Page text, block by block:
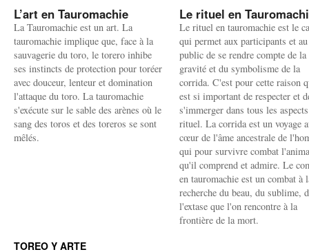
L’art en Tauromachie
La Tauromachie est un art. La
tauromachie implique que, face à la
sauvagerie du toro, le torero inhibe
ses instincts de protection pour toréer
avec douceur, lenteur et domination
l'attaque du toro. La tauromachie
s'exécute sur le sable des arènes où le
sang des toros et des toreros se sont
mêlés.
Le rituel en
Le rituel en tauromachie est le
qui permet aux participants et au
public de se rendre compte de la
gravité et du symbolisme de la
corrida. C'est pour cette raison
est si important de respecter et
s'immerger dans tous les
rituel. La corrida est un voyage
cœur de l'âme ancestrale de
qui pour survivre combat
qu'il comprend et admire. Le
en tauromachie est un combat à
recherche du beau, du sublime,
l'extase que l'on rencontre à la
frontière de la mort.
TOREO Y ARTE